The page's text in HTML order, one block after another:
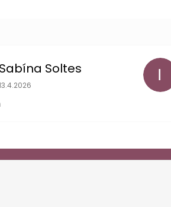
Sabína Soltes
obchodu je 5 z 5 hviezdičiek.I